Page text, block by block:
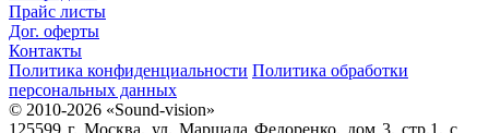
Прайс листы
Дог. оферты
Контакты
Политика конфиденциальности Политика обработки
персональных данных
© 2010-2026 «Sound-vision»
125599 г. Москва, ул. Маршала Федоренко, дом 3, стр.1, с